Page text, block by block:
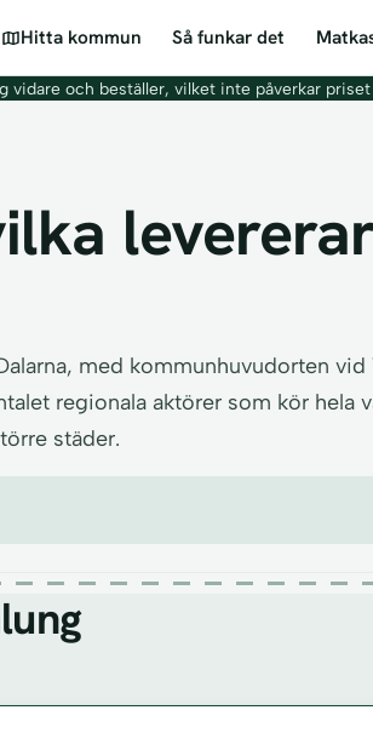
Hitta kommun Så funkar det
vidare och beställer, vilket inte påverkar
med kommunhuvudorten
regionala aktörer som kör hela
städer.